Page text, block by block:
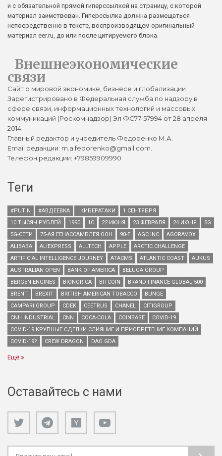
и с обязательной прямой гиперссылкой на страницу, с которой
материал заимствован. Гиперссылка должна размещаться
непосредственно в тексте, воспроизводящем оригинальный
материал eer.ru, до или после цитируемого блока.
Внешнеэкономические
связи
Сайт о мировой экономике, бизнесе и глобализации
Зарегистрировано в Федеральная служба по надзору в
сфере связи, информационных технологий и массовых
коммуникаций (Роскомнадзор) Эл ФС77-57994 от 28 апреля
2014
Главный редактор и учредитель Федоренко М.А.
Email редакции: m.a.fedorenko@gmail.com.
Телефон редакции: +79859909990
Теги
#PUTIN #АВДЕЕВКА . КИБЕРАТАКИ
1 СЕНТЯБРЯ
10 ТЫСЯЧ РУБЛЕЙ
1990 1С 22 ИЮНЯ 23 ФЕВРАЛЯ 24 ИЮНЯ
5G
5G-СЕТИ
75-АЯ ГЕНАССАМБЛЕЯ ООН 90-Е AGC INC
AGORAVOX
ALIBABA
ALIEXPRESS ALLTECH APPLE
ARCTIC CHALLENGE
ARTIFICIAL INTELLIGENCE JOURNEY
ATACMS ATLANTIC COAST
AUKUS
AUSTRALIAN OPEN
BANK OF AMERICA
BELUGA GROUP
BERGEN ENGINES
BIONORICA BITCOIN
BRAND FINANCE GLOBAL 500
BRENT
BREXIT BRITISH AMERICAN TOBACCO
BUNGE
CAMPARI GROUP
CDEK CEETRUS CHANEL
CITIGROUP
CNH INDUSTRIAL
CNN COCA-COLA COINBASE
COVID-19
COVID-19 КРУПНЫЕ СДЕЛКИ СЛИЯНИЕ И ПРИОБРЕТЕНИЕ КОМПАНИЙ
COVID-19?
CREW DRAGON DAO GDA
Ещё
Оставайтесь с нами